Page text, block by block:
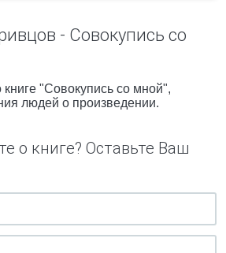
- Cовокупись со
"Cовокупись со мной",
людей о произведении.
о книге? Оставьте Ваш